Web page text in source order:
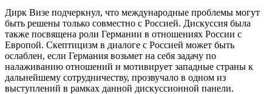
Дирк Визе подчеркнул, что международные проблемы могут
быть решены только совместно с Россией. Дискуссия была
также посвящена роли Германии в отношениях России с
Европой. Скептицизм в диалоге с Россией может быть
ослаблен, если Германия возьмет на себя задачу по
налаживанию отношений и мотивирует западные страны к
дальнейшему сотрудничеству, прозвучало в одном из
выступлений в рамках данной дискуссионной панели.